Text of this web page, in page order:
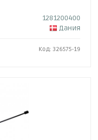
1281200400
Дания
Код: 326575-19